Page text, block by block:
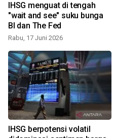
IHSG menguat di tengah
"wait and see" suku bunga
BI dan The Fed
Rabu, 17 Juni 2026
IHSG berpotensi volatil